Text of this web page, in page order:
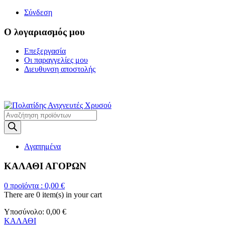
Σύνδεση
Ο λογαριασμός μου
Επεξεργασία
Οι παραγγελίες μου
Διευθυνση αποστολής
Products
search
Αγαπημένα
ΚΑΛΑΘΙ ΑΓΟΡΩΝ
0 προϊόντα : 0,00 €
There are 0 item(s) in your cart
Υποσύνολο: 0,00 €
ΚΑΛΑΘΙ